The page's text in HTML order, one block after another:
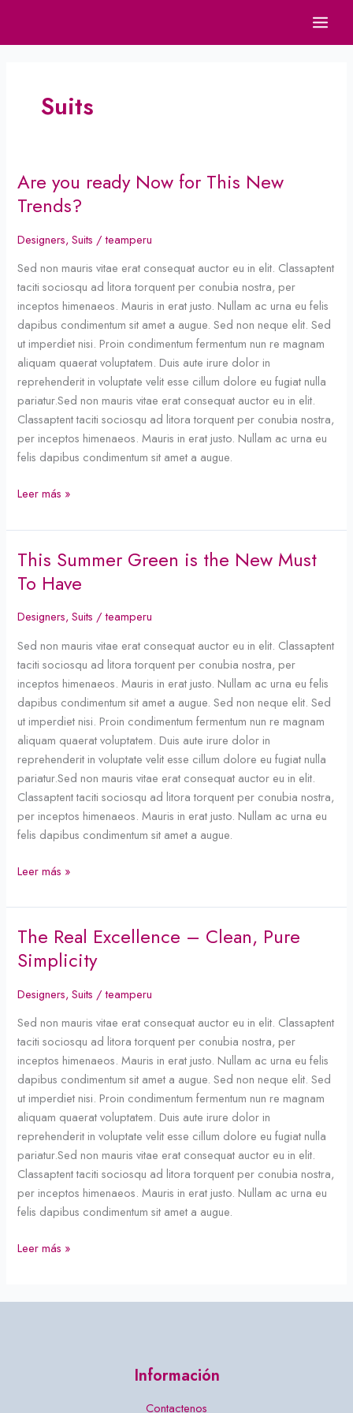
contenido
Suits
Are you ready Now for This New
Trends?
Designers,Suits /teamperu
Sed non mauris vitae erat consequat auctor eu in elit. Classaptent
taciti sociosqu ad litora torquent per conubia nostra, per
inceptos himenaeos. Mauris in erat justo. Nullam ac urna eu felis
dapibus condimentum sit amet a augue. Sed non neque elit. Sed
ut imperdiet nisi. Proin condimentum fermentum nun re magnam
aliquam quaerat voluptatem. Duis aute irure dolor in
reprehenderit in voluptate velit esse cillum dolore eu fugiat nulla
pariatur.Sed non mauris vitae erat consequat auctor eu in elit.
Classaptent taciti sociosqu ad litora torquent per conubia nostra,
per inceptos himenaeos. Mauris in erat justo. Nullam ac urna eu
felis dapibus condimentum sit amet a augue.
Are
you
ready
Now
This
New
Trends?
Leer más »
This Summer Green is the New Must
To Have
Designers,Suits /teamperu
Sed non mauris vitae erat consequat auctor eu in elit. Classaptent
taciti sociosqu ad litora torquent per conubia nostra, per
inceptos himenaeos. Mauris in erat justo. Nullam ac urna eu felis
dapibus condimentum sit amet a augue. Sed non neque elit. Sed
ut imperdiet nisi. Proin condimentum fermentum nun re magnam
aliquam quaerat voluptatem. Duis aute irure dolor in
reprehenderit in voluptate velit esse cillum dolore eu fugiat nulla
pariatur.Sed non mauris vitae erat consequat auctor eu in elit.
Classaptent taciti sociosqu ad litora torquent per conubia nostra,
per inceptos himenaeos. Mauris in erat justo. Nullam ac urna eu
felis dapibus condimentum sit amet a augue.
This
Summer
Green
is
New
Must
To
Have
Leer más »
The Real Excellence – Clean, Pure
Simplicity
Designers,Suits /teamperu
Sed non mauris vitae erat consequat auctor eu in elit. Classaptent
taciti sociosqu ad litora torquent per conubia nostra, per
inceptos himenaeos. Mauris in erat justo. Nullam ac urna eu felis
dapibus condimentum sit amet a augue. Sed non neque elit. Sed
ut imperdiet nisi. Proin condimentum fermentum nun re magnam
aliquam quaerat voluptatem. Duis aute irure dolor in
reprehenderit in voluptate velit esse cillum dolore eu fugiat nulla
pariatur.Sed non mauris vitae erat consequat auctor eu in elit.
Classaptent taciti sociosqu ad litora torquent per conubia nostra,
per inceptos himenaeos. Mauris in erat justo. Nullam ac urna eu
felis dapibus condimentum sit amet a augue.
The
Real
Excellence
–
Pure
Simplicity
Leer más »
Información
Contactenos